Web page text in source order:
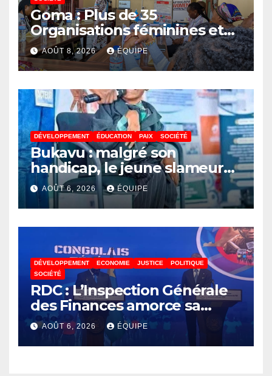
Goma : Plus de 35
Organisations féminines et
associations des jeunes
réunies pour parler paix
AOÛT 8, 2026 ÉQUIPE
DÉVELOPPEMENT ÉDUCATION PAIX SOCIÉTÉ
Bukavu : malgré son
handicap, le jeune slameur
Akonkwa Kenyata Bernard
lance un appel à la solidarité
pour poursuivre ses études
AOÛT 6, 2026 ÉQUIPE
DÉVELOPPEMENT ECONOMIE JUSTICE
POLITIQUE
SOCIÉTÉ
RDC : L’Inspection Générale
des Finances amorce sa
révolution numérique pour
un contrôle permanent des
finances publiques
AOÛT 6, 2026 ÉQUIPE